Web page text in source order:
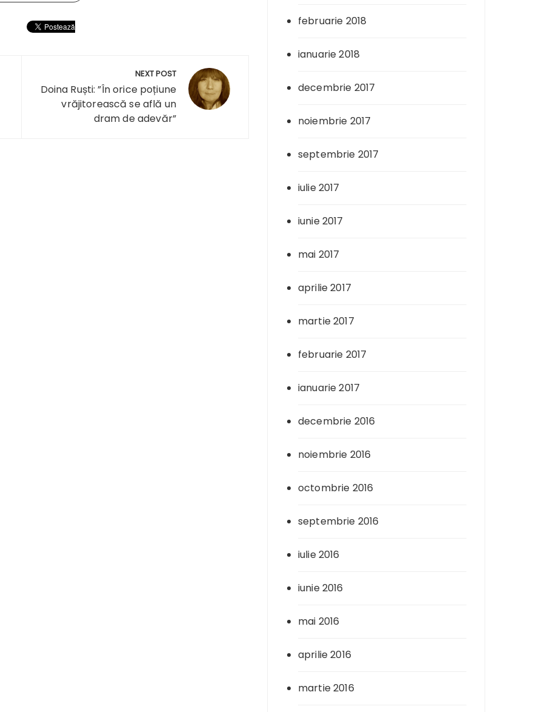
NEXT POST
Doina Ruști: ”În orice poțiune
vrăjitorească se află un
dram de adevăr”
februarie 2018
ianuarie 2018
decembrie 2017
noiembrie 2017
septembrie 2017
iulie 2017
iunie 2017
mai 2017
aprilie 2017
martie 2017
februarie 2017
ianuarie 2017
decembrie 2016
noiembrie 2016
octombrie 2016
septembrie 2016
iulie 2016
iunie 2016
mai 2016
aprilie 2016
martie 2016